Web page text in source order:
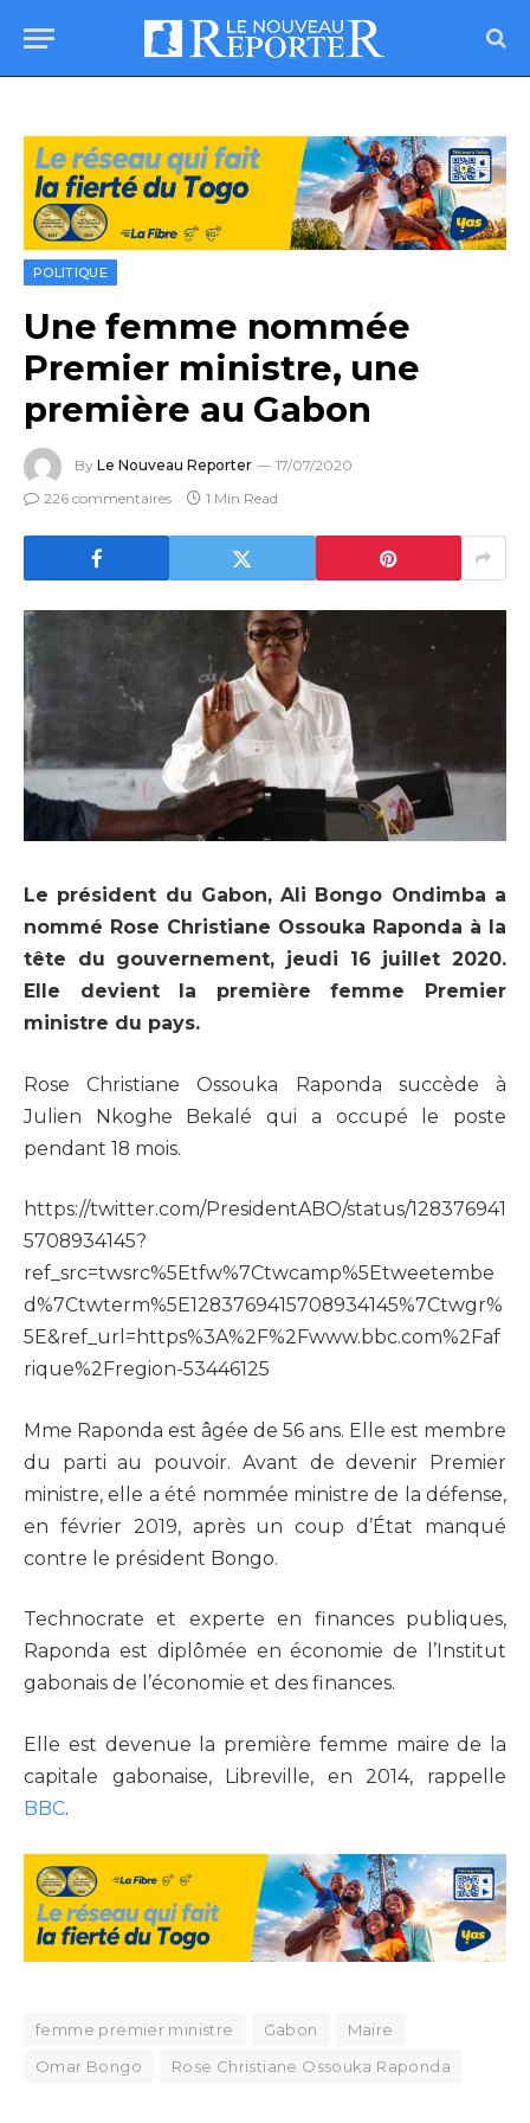
POLITIQUE
Une femme nommée
Premier ministre, une
première au Gabon
By Le Nouveau Reporter
17/07/2020
226 commentaires
1 Min Read
Le président du Gabon, Ali Bongo Ondimba a
nommé Rose Christiane Ossouka Raponda à la
tête du gouvernement, jeudi 16 juillet 2020.
Elle devient la première femme Premier
ministre du pays.
Rose Christiane Ossouka Raponda succède à
Julien Nkoghe Bekalé qui a occupé le poste
pendant 18 mois.
https://twitter.com/PresidentABO/status/128376941
5708934145?
ref_src=twsrc%5Etfw%7Ctwcamp%5Etweetembe
d%7Ctwterm%5E1283769415708934145%7Ctwgr%
5E&ref_url=https%3A%2F%2Fwww.bbc.com%2Faf
rique%2Fregion-53446125
Mme Raponda est âgée de 56 ans. Elle est membre
du parti au pouvoir. Avant de devenir Premier
ministre, elle a été nommée ministre de la défense,
en février 2019, après un coup d’État manqué
contre le président Bongo.
Technocrate et experte en finances publiques,
Raponda est diplômée en économie de l’Institut
gabonais de l’économie et des finances.
Elle est devenue la première femme maire de la
capitale gabonaise, Libreville, en 2014, rappelle
BBC.
femme premier ministre Gabon
Maire
Omar Bongo
Rose Christiane Ossouka Raponda